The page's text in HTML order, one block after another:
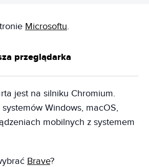
Microsoftu.
przeglądarka
jest na silniku Chromium.
Windows, macOS,
mobilnych z systemem
Brave?